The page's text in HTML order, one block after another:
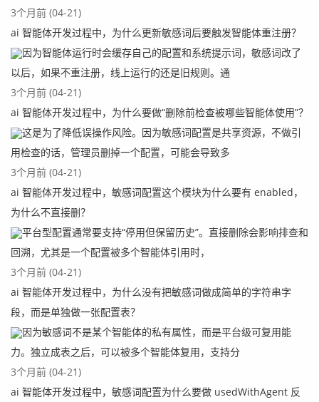
3个月前 (04-21)
ai 智能体开发过程中，为什么更新敏感词后要触发智能体重注册？
因为智能体运行时会缓存自己的配置和系统提示词，敏感词改了
以后，如果不重注册，线上运行的还是旧规则。通
3个月前 (04-21)
ai 智能体开发过程中，为什么要做“删除前检查被哪些智能体使用”？
这是为了降低误操作风险。因为敏感词配置是共享资源，不做引
用检查的话，管理员删掉一个配置，可能会导致多
3个月前 (04-21)
ai 智能体开发过程中，敏感词配置这个模块为什么要有 enabled，
为什么不直接删？
平台型配置通常要支持“停用但保留历史”。直接删除会影响排查和
回溯，尤其是一个配置被多个智能体引用时，
3个月前 (04-21)
ai 智能体开发过程中，为什么没有把敏感词做成简单的字符串字
段，而是单独做一张配置表？
因为敏感词不是某个智能体的私有属性，而是平台级可复用能
力。独立成表之后，可以被多个智能体复用，支持分
3个月前 (04-21)
ai 智能体开发过程中，敏感词配置为什么要做 usedWithAgent 反